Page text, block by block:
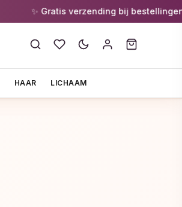
✨ Gratis verzending bij bestellingen
HAAR LICHAAM